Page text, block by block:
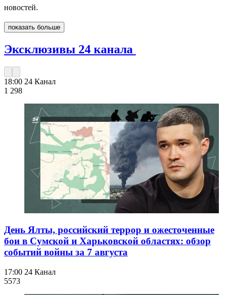
новостей.
показать больше
Эксклюзивы 24 канала
18:00 24 Канал
1 298
День Ялты, российский террор и ожесточенные
бои в Сумской и Харьковской областях: обзор
событий войны за 7 августа
17:00 24 Канал
5573